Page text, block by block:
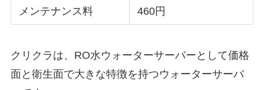
メンテナンス料 460円
クリクラは、RO水ウォーターサーバーとして価格
面と衛生面で大きな特徴を持つウォーターサーバ